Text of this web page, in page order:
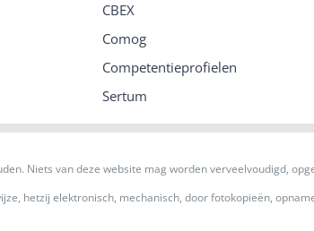
CBEX
Comog
Competentieprofielen
Sertum
Niets van deze website mag worden verveelvoudigd,
hetzij elektronisch, mechanisch, door fotokopieën,